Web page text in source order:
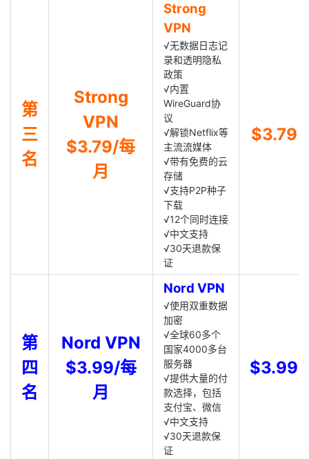
第
三
名
Strong
VPN
$3.79/每
月
Strong
VPN
√无数据日志记
录和透明隐私
政策
√内置
WireGuard协
议
√解锁Netflix等
主流流媒体
√带有免费的云
存储
√支持P2P种子
下载
√12个同时连接
√中文支持
√30天退款保
证
$3.79
第
四
名
Nord VPN
$3.99/每
月
Nord VPN
√使用双重数据
加密
√全球60多个
国家4000多台
服务器
√提供大量的付
款选择，包括
支付宝、微信
√中文支持
√30天退款保
证
$3.99